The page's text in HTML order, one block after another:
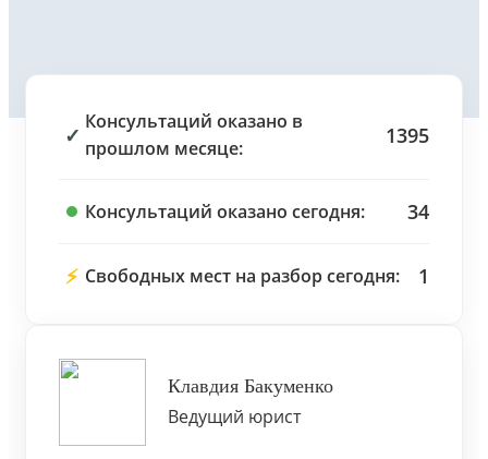
✓
Консультаций оказано в
прошлом месяце:
1395
Консультаций оказано сегодня: 34
⚡ Свободных мест на разбор сегодня: 1
Клавдия Бакуменко
Ведущий юрист